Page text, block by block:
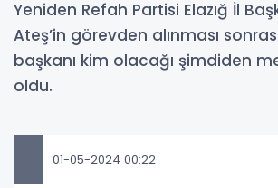
Yeniden Refah Partisi Elazığ İl
Ateş’in görevden alınması
başkanı kim olacağı şimdiden
oldu.
01-05-2024 00:22